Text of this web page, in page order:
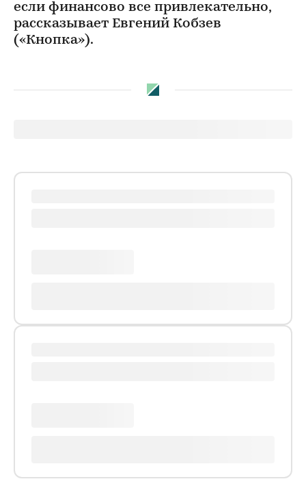
если финансово все привлекательно,
рассказывает Евгений Кобзев
(«Кнопка»).